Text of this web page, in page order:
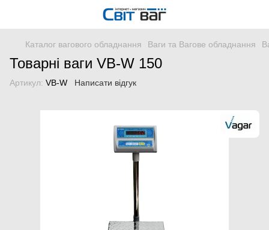
Каталог вагового обладнання Ваги та Вагове обладнання
Товарні ваги VB-W 150
Артикул: VB-W Написати відгук